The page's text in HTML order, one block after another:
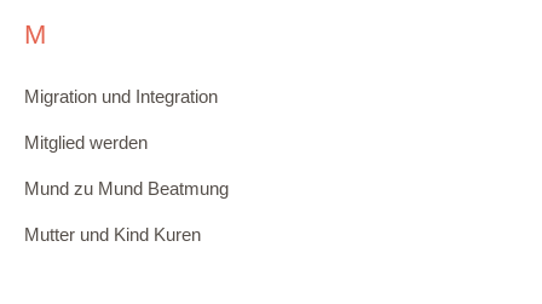
M
Migration und Integration
Mitglied werden
Mund zu Mund Beatmung
Mutter und Kind Kuren